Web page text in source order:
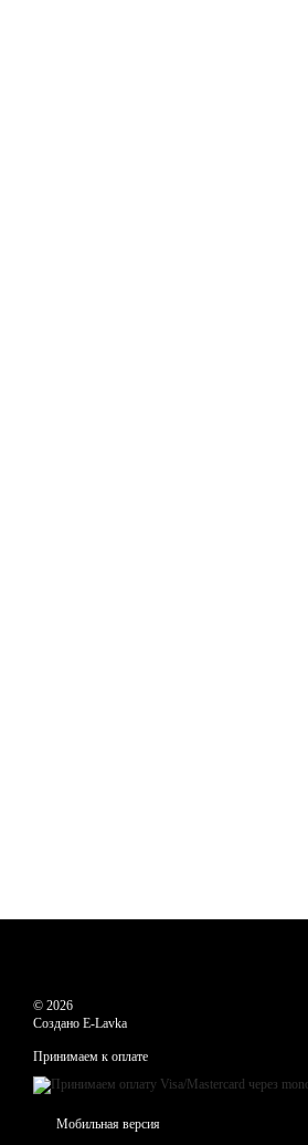
© 2026
Создано E-Lavka
Принимаем к оплате
Мобильная версия